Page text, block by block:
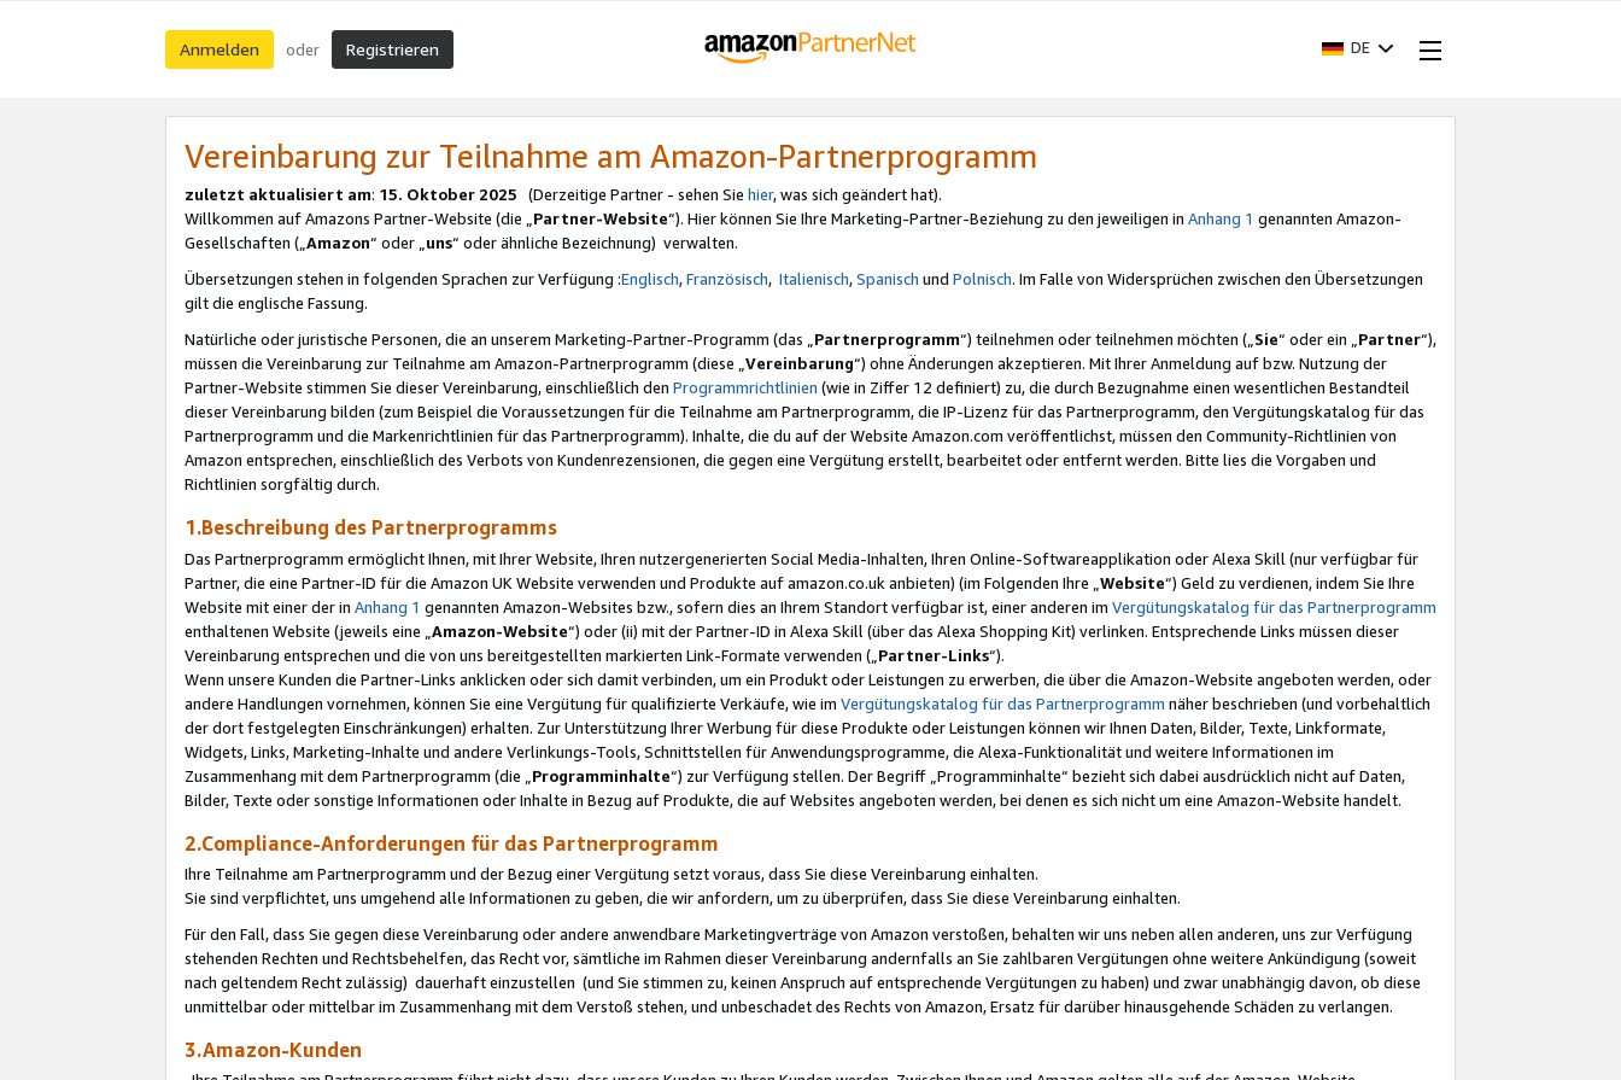
Anmelden oder Registrieren DE
Vereinbarung zur Teilnahme am Amazon-Partnerprogramm
zuletzt aktualisiert am: 15. Oktober 2025 (Derzeitige Partner - sehen Sie hier, was sich geändert hat).
Willkommen auf Amazons Partner-Website (die „Partner-Website“). Hier können Sie Ihre Marketing-Partner-Beziehung zu den jeweiligen in Anhang 1 genannten Amazon-
Gesellschaften („Amazon“ oder „uns“ oder ähnliche Bezeichnung) verwalten.
Übersetzungen stehen in folgenden Sprachen zur Verfügung :Englisch,Französisch, Italienisch,Spanisch und Polnisch. Im Falle von Widersprüchen zwischen den Übersetzungen
gilt die englische Fassung.
Natürliche oder juristische Personen, die an unserem Marketing-Partner-Programm (das „Partnerprogramm“) teilnehmen oder teilnehmen möchten („Sie“ oder ein „Partner“),
müssen die Vereinbarung zur Teilnahme am Amazon-Partnerprogramm (diese „Vereinbarung“) ohne Änderungen akzeptieren. Mit Ihrer Anmeldung auf bzw. Nutzung der
Partner-Website stimmen Sie dieser Vereinbarung, einschließlich den Programmrichtlinien (wie in Ziffer 12 definiert) zu, die durch Bezugnahme einen wesentlichen Bestandteil
dieser Vereinbarung bilden (zum Beispiel die Voraussetzungen für die Teilnahme am Partnerprogramm, die IP-Lizenz für das Partnerprogramm, den Vergütungskatalog für das
Partnerprogramm und die Markenrichtlinien für das Partnerprogramm). Inhalte, die du auf der Website Amazon.com veröffentlichst, müssen den Community-Richtlinien von
Amazon entsprechen, einschließlich des Verbots von Kundenrezensionen, die gegen eine Vergütung erstellt, bearbeitet oder entfernt werden. Bitte lies die Vorgaben und
Richtlinien sorgfältig durch.
1.Beschreibung des Partnerprogramms
Das Partnerprogramm ermöglicht Ihnen, mit Ihrer Website, Ihren nutzergenerierten Social Media-Inhalten, Ihren Online-Softwareapplikation oder Alexa Skill (nur verfügbar für
Partner, die eine Partner-ID für die Amazon UK Website verwenden und Produkte auf amazon.co.uk anbieten) (im Folgenden Ihre „ Website“) Geld zu verdienen, indem Sie Ihre
Website mit einer der in Anhang 1 genannten Amazon-Websites bzw., sofern dies an Ihrem Standort verfügbar ist, einer anderen im Vergütungskatalog für das Partnerprogramm
enthaltenen Website (jeweils eine „ Amazon-Website“) oder (ii) mit der Partner-ID in Alexa Skill (über das Alexa Shopping Kit) verlinken. Entsprechende Links müssen dieser
Vereinbarung entsprechen und die von uns bereitgestellten markierten Link-Formate verwenden („ Partner-Links“).
Wenn unsere Kunden die Partner-Links anklicken oder sich damit verbinden, um ein Produkt oder Leistungen zu erwerben, die über die Amazon-Website angeboten werden, oder
andere Handlungen vornehmen, können Sie eine Vergütung für qualifizierte Verkäufe, wie im Vergütungskatalog für das Partnerprogramm näher beschrieben (und vorbehaltlich
der dort festgelegten Einschränkungen) erhalten. Zur Unterstützung Ihrer Werbung für diese Produkte oder Leistungen können wir Ihnen Daten, Bilder, Texte, Linkformate,
Widgets, Links, Marketing-Inhalte und andere Verlinkungs-Tools, Schnittstellen für Anwendungsprogramme, die Alexa-Funktionalität und weitere Informationen im
Zusammenhang mit dem Partnerprogramm (die „ Programminhalte“) zur Verfügung stellen. Der Begriff „Programminhalte“ bezieht sich dabei ausdrücklich nicht auf Daten,
Bilder, Texte oder sonstige Informationen oder Inhalte in Bezug auf Produkte, die auf Websites angeboten werden, bei denen es sich nicht um eine Amazon-Website handelt.
2.Compliance-Anforderungen für das Partnerprogramm
Ihre Teilnahme am Partnerprogramm und der Bezug einer Vergütung setzt voraus, dass Sie diese Vereinbarung einhalten.
Sie sind verpflichtet, uns umgehend alle Informationen zu geben, die wir anfordern, um zu überprüfen, dass Sie diese Vereinbarung einhalten.
Für den Fall, dass Sie gegen diese Vereinbarung oder andere anwendbare Marketingverträge von Amazon verstoßen, behalten wir uns neben allen anderen, uns zur Verfügung
stehenden Rechten und Rechtsbehelfen, das Recht vor, sämtliche im Rahmen dieser Vereinbarung andernfalls an Sie zahlbaren Vergütungen ohne weitere Ankündigung (soweit
nach geltendem Recht zulässig) dauerhaft einzustellen (und Sie stimmen zu, keinen Anspruch auf entsprechende Vergütungen zu haben) und zwar unabhängig davon, ob diese
unmittelbar oder mittelbar im Zusammenhang mit dem Verstoß stehen, und unbeschadet des Rechts von Amazon, Ersatz für darüber hinausgehende Schäden zu verlangen.
3.Amazon-Kunden